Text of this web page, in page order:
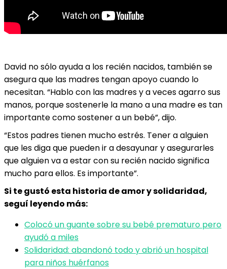
David no sólo ayuda a los recién nacidos, también se
asegura que las madres tengan apoyo cuando lo
necesitan. “Hablo con las madres y a veces agarro sus
manos, porque sostenerle la mano a una madre es tan
importante como sostener a un bebé”, dijo.
“Estos padres tienen mucho estrés. Tener a alguien
que les diga que pueden ir a desayunar y asegurarles
que alguien va a estar con su recién nacido significa
mucho para ellos. Es importante”.
Si te gustó esta historia de amor y solidaridad,
seguí leyendo más:
Colocó un guante sobre su bebé prematuro pero
ayudó a miles
Solidaridad: abandonó todo y abrió un hospital
para niños huérfanos